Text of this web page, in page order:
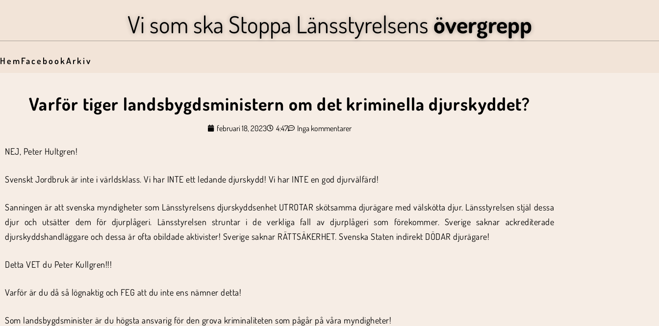
Vi som ska Stoppa Länsstyrelsens övergrepp
HemFacebookArkiv
Varför tiger landsbygdsministern om det kriminella djurskyddet?
februari 18, 2023 4:47 Inga kommentarer
NEJ, Peter Hultgren!
Svenskt Jordbruk är inte i världsklass. Vi har INTE ett ledande djurskydd! Vi har INTE en god djurvälfärd!
Sanningen är att svenska myndigheter som Länsstyrelsens djurskyddsenhet UTROTAR skötsamma djurägare med välskötta djur. Länsstyrelsen stjäl dessa
djur och utsätter dem för djurplågeri. Länsstyrelsen struntar i de verkliga fall av djurplågeri som förekommer. Sverige saknar ackrediterade
djurskyddshandläggare och dessa är ofta obildade aktivister! Sverige saknar RÄTTSÄKERHET. Svenska Staten indirekt DÖDAR djurägare!
Detta VET du Peter Kullgren!!!
Varför är du då så lögnaktig och FEG att du inte ens nämner detta!
Som landsbygdsminister är du högsta ansvarig för den grova kriminaliteten som pågår på våra myndigheter!